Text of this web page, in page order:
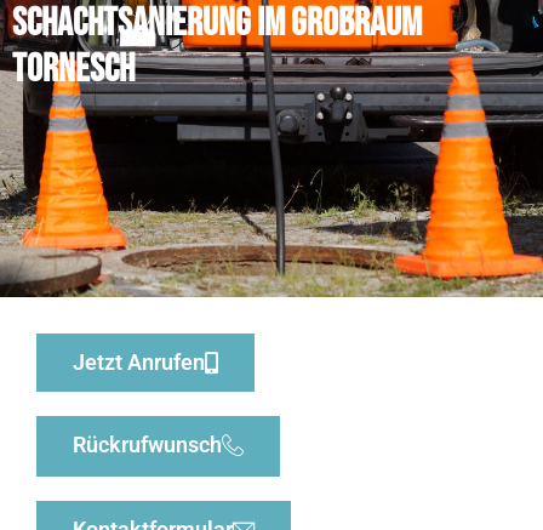
Schachtsanierung im Großraum
Tornesch
Jetzt Anrufen
Rückrufwunsch